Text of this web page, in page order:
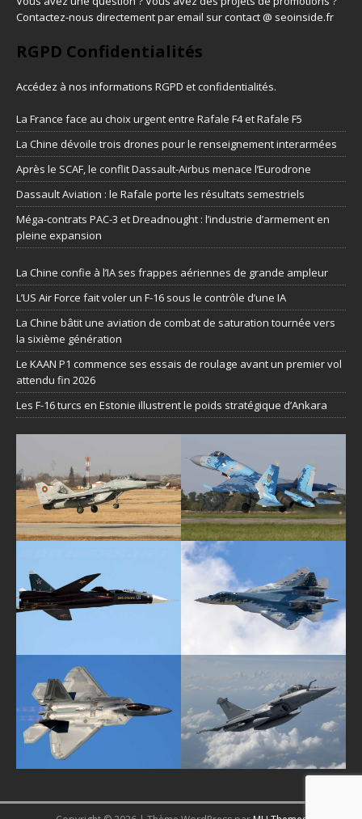
Contactez-nous directement par email sur contact @ seoinside.fr
RGPD Confidentialités
Accédez à nos informations RGPD et confidentialités.
La France face au choix urgent entre Rafale F4 et Rafale F5
La Chine dévoile trois drones pour le renseignement interarmées
Après le SCAF, le conflit Dassault-Airbus menace l’Eurodrone
Dassault Aviation : le Rafale porte les résultats semestriels
Méga-contrats PAC-3 et Dreadnought : l’industrie d’armement en
pleine expansion
La Chine confie à l’IA ses frappes aériennes de grande ampleur
L’US Air Force fait voler un F-16 sous le contrôle d’une IA
La Chine bâtit une aviation de combat de saturation tournée vers
la sixième génération
Le KAAN P1 commence ses essais de roulage avant un premier vol
attendu fin 2026
Les F-16 turcs en Estonie illustrent le poids stratégique d’Ankara